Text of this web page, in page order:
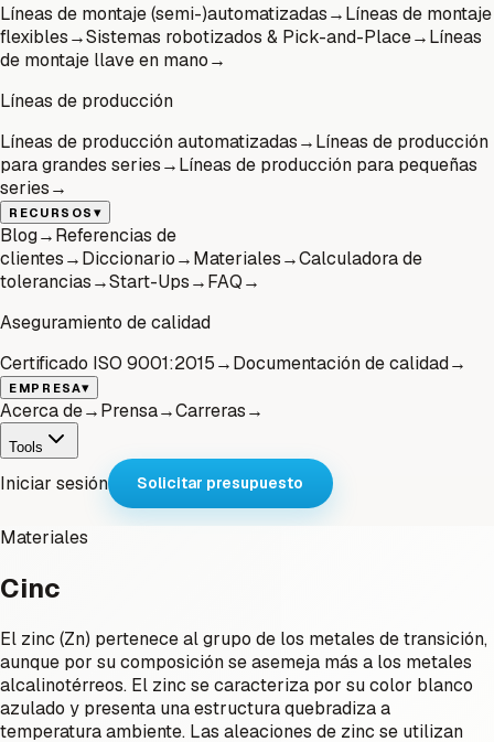
Líneas de montaje (semi-)automatizadas→Líneas de montaje
flexibles→Sistemas robotizados & Pick-and-Place→Líneas
de montaje llave en mano→
Líneas de producción
Líneas de producción automatizadas→Líneas de producción
para grandes series→Líneas de producción para pequeñas
series→
RECURSOS▾
Blog→Referencias de
clientes→Diccionario→Materiales→Calculadora de
tolerancias→Start-Ups→FAQ→
Aseguramiento de calidad
Certificado ISO 9001:2015→Documentación de calidad→
EMPRESA▾
Acerca de→Prensa→Carreras→
Tools
Iniciar sesión Solicitar presupuesto
Materiales
Cinc
El zinc (Zn) pertenece al grupo de los metales de transición,
aunque por su composición se asemeja más a los metales
alcalinotérreos. El zinc se caracteriza por su color blanco
azulado y presenta una estructura quebradiza a
temperatura ambiente. Las aleaciones de zinc se utilizan